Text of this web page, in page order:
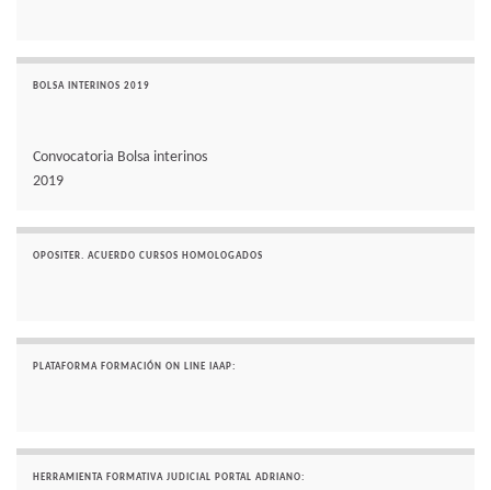
BOLSA INTERINOS 2019
Convocatoria Bolsa interinos
2019
OPOSITER. ACUERDO CURSOS HOMOLOGADOS
PLATAFORMA FORMACIÓN ON LINE IAAP:
HERRAMIENTA FORMATIVA JUDICIAL PORTAL ADRIANO: